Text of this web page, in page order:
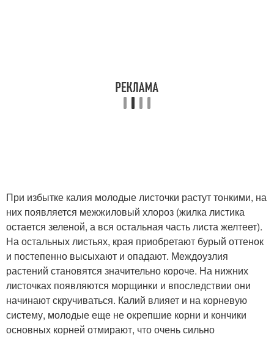
При избытке калия молодые листочки растут тонкими, на
них появляется межжиловый хлороз (жилка листика
остается зеленой, а вся остальная часть листа желтеет).
На остальных листьях, края приобретают бурый оттенок
и постепенно высыхают и опадают. Междоузлия
растений становятся значительно короче. На нижних
листочках появляются морщинки и впоследствии они
начинают скручиваться. Калий влияет и на корневую
систему, молодые еще не окрепшие корни и кончики
основных корней отмирают, что очень сильно